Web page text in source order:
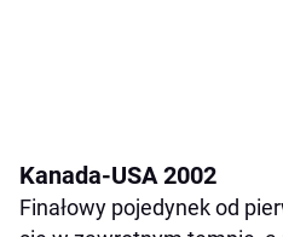
Kanada-USA 2002
Finałowy pojedynek od